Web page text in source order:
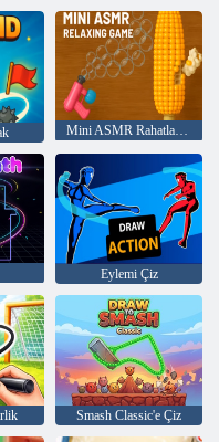
Mini ASMR Rahatlatıcı Oyun
Eylemi Çiz
Smash Classic'e Çiz